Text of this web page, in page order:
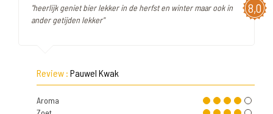
8,0
"heerlijk geniet bier lekker in de herfst en winter maar ook in
ander getijden lekker"
Review : Pauwel Kwak
Aroma